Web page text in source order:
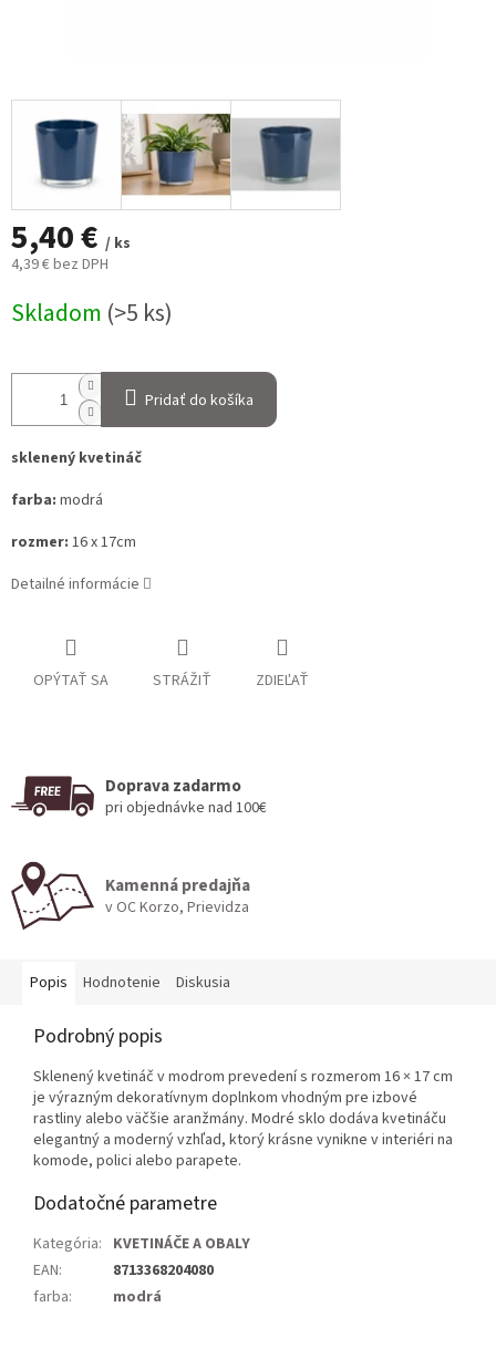
5,40 € / ks
4,39 € bez DPH
cena:
Skladom (>5 ks)
Pridať do košíka
sklenený kvetináč
farba: modrá
rozmer: 16 x 17cm
Detailné informácie
OPÝTAŤ SA STRÁŽIŤ ZDIEĽAŤ
Doprava zadarmo
pri objednávke nad 100€
Kamenná predajňa
v OC Korzo, Prievidza
Popis Hodnotenie Diskusia
Podrobný popis
Sklenený kvetináč v modrom prevedení s rozmerom 16 × 17 cm
je výrazným dekoratívnym doplnkom vhodným pre izbové
rastliny alebo väčšie aranžmány. Modré sklo dodáva kvetináču
elegantný a moderný vzhľad, ktorý krásne vynikne v interiéri na
komode, polici alebo parapete.
Dodatočné parametre
Kategória: KVETINÁČE A OBALY
EAN:
8713368204080
farba: modrá